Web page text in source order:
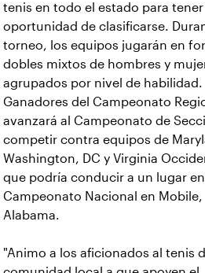
tenis en todo el estado para tener
oportunidad de clasificarse.
torneo, los equipos jugarán en
dobles mixtos de hombres y
agrupados por nivel de habilidad.
Ganadores del Campeonato
avanzará al Campeonato de
competir contra equipos de
Washington, DC y Virginia
que podría conducir a un lugar en
Campeonato Nacional en Mobile,
Alabama.
"Animo a los aficionados al tenis